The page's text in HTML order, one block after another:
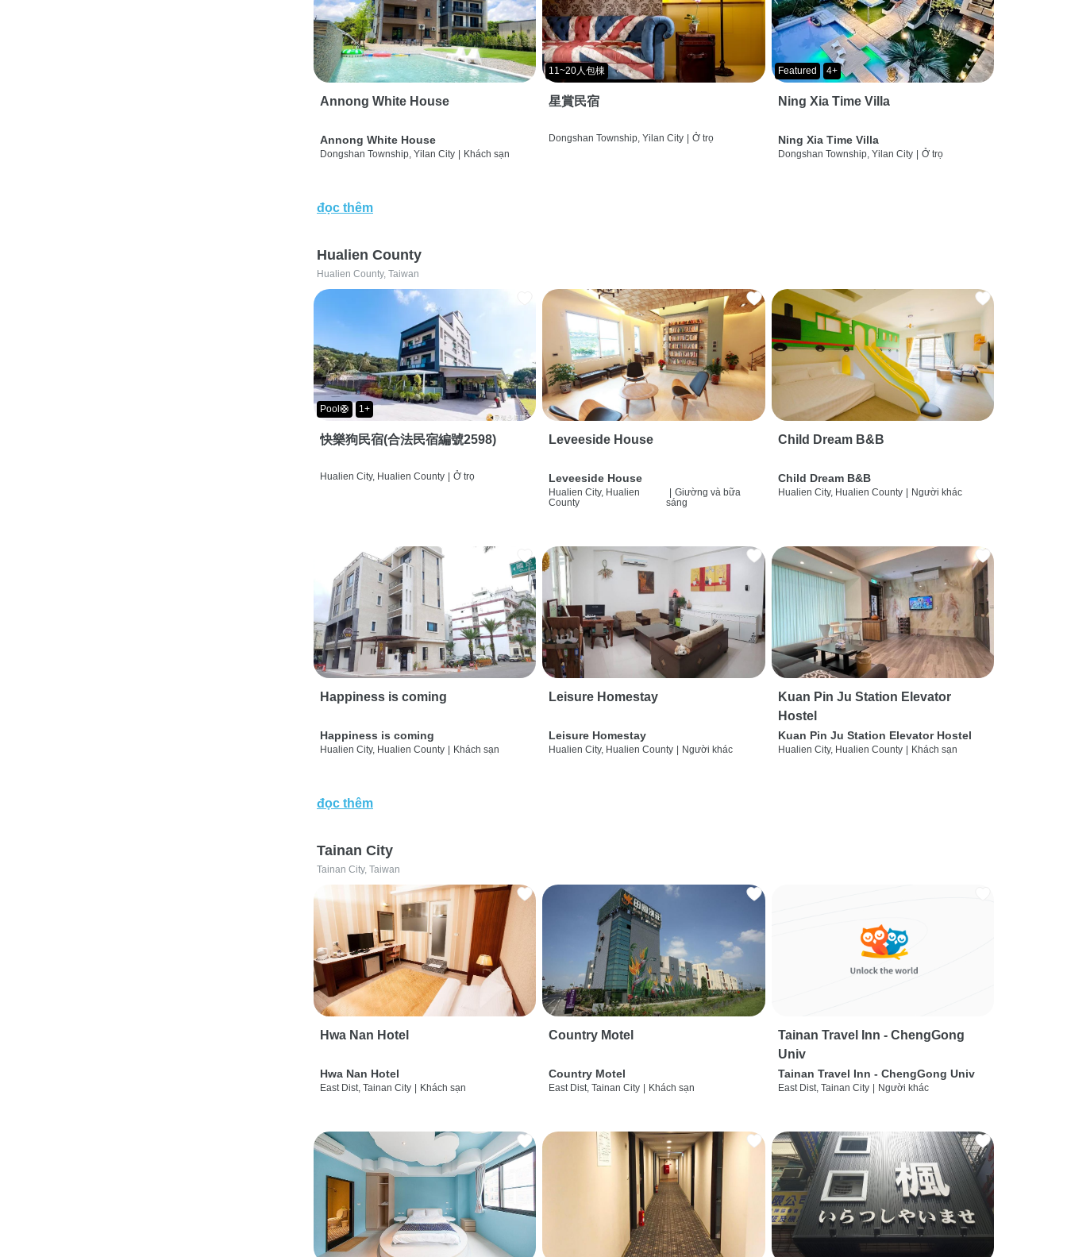
Annong White House
Annong White House
Dongshan Township, Yilan City | Khách sạn
11~20人包棟
星賞民宿
Dongshan Township, Yilan City | Ở trọ
Featured 4+
Ning Xia Time Villa
Ning Xia Time Villa
Dongshan Township, Yilan City | Ở trọ
đọc thêm
Hualien County
Hualien County, Taiwan
Pool🛟 1+
快樂狗民宿(合法民宿編號2598)
Hualien City, Hualien County | Ở trọ
Leveeside House
Leveeside House
Hualien City, Hualien
County
| Giường và bữa
sáng
Child Dream B&B
Child Dream B&B
Hualien City, Hualien County | Người khác
Happiness is coming
Happiness is coming
Hualien City, Hualien County Khách sạn
Leisure Homestay
Leisure Homestay
Hualien City, Hualien County Người khác
Kuan Pin Ju Station Elevator
Hostel
Kuan Pin Ju Station Elevator Hostel
Hualien City, Hualien County Khách sạn
đọc thêm
Tainan City
Tainan City, Taiwan
Hwa Nan Hotel
Hwa Nan Hotel
East Dist, Tainan City Khách sạn
Country Motel
Country Motel
East Dist, Tainan City Khách sạn
Tainan Travel Inn - ChengGong
Univ
Tainan Travel Inn - ChengGong Univ
East Dist, Tainan City Người khác